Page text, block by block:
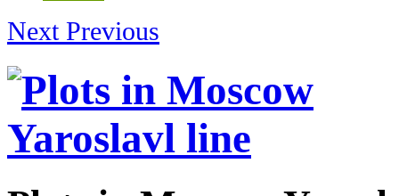
Next Previous